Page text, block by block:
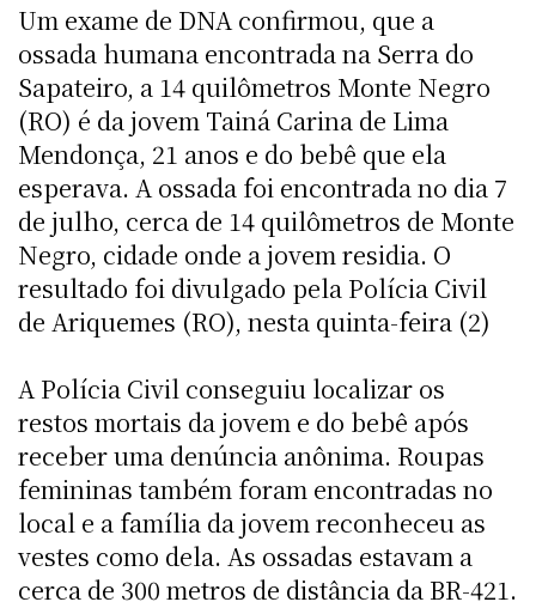
Um exame de DNA confirmou, que a
ossada humana encontrada na Serra do
Sapateiro, a 14 quilômetros Monte Negro
(RO) é da jovem Tainá Carina de Lima
Mendonça, 21 anos e do bebê que ela
esperava. A ossada foi encontrada no dia 7
de julho, cerca de 14 quilômetros de Monte
Negro, cidade onde a jovem residia. O
resultado foi divulgado pela Polícia Civil
de Ariquemes (RO), nesta quinta-feira (2)
A Polícia Civil conseguiu localizar os
restos mortais da jovem e do bebê após
receber uma denúncia anônima. Roupas
femininas também foram encontradas no
local e a família da jovem reconheceu as
vestes como dela. As ossadas estavam a
cerca de 300 metros de distância da BR-421.